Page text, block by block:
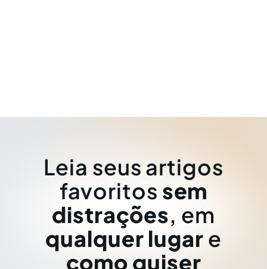
Leia seus artigos
favoritos sem
distrações, em
qualquer lugar e
como quiser